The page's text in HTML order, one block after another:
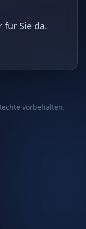
für Sie da.
vorbehalten.